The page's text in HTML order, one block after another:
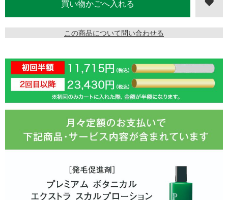
この商品について問い合わせる